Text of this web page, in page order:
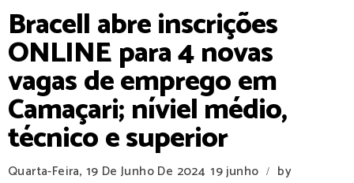
Bracell abre inscrições
ONLINE para 4 novas
vagas de emprego em
Camaçari; níviel médio,
técnico e superior
Quarta-Feira, 19 De Junho De 2024 19 junho /
by